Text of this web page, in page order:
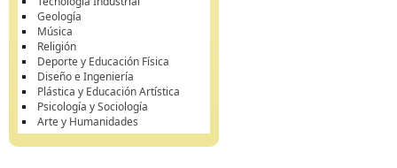
Geología
Música
Religión
Deporte y Educación Física
Diseño e Ingeniería
Plástica y Educación Artística
Psicología y Sociología
Arte y Humanidades